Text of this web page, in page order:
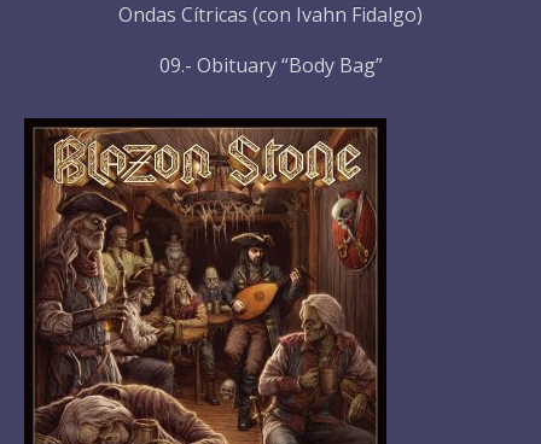
Ondas Cítricas (con Ivahn Fidalgo)
09.- Obituary “Body Bag”